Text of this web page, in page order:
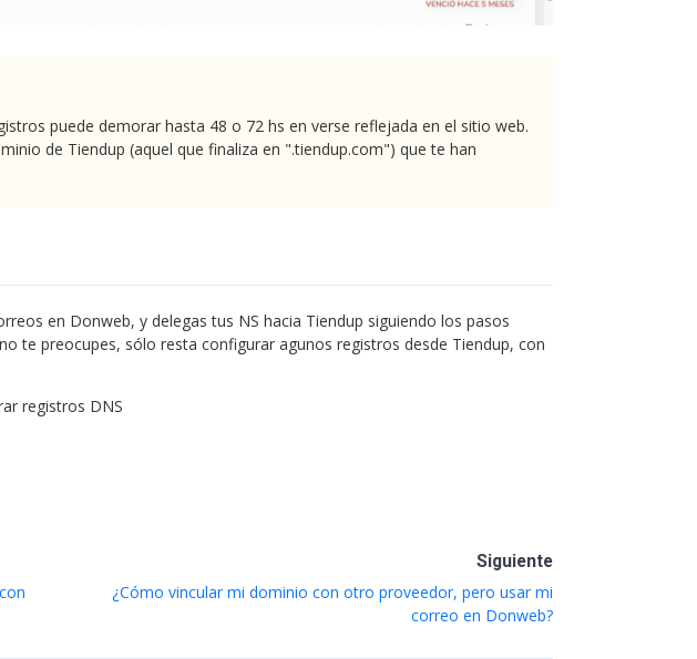
puede demorar hasta 48 o 72 hs en verse reflejada en el sitio web.
de Tiendup (aquel que finaliza en ".tiendup.com") que te han
en Donweb, y delegas tus NS hacia Tiendup siguiendo los pasos
te preocupes, sólo resta configurar agunos registros desde Tiendup, con
registros DNS
Siguiente
¿Cómo vincular mi dominio con otro proveedor, pero usar mi
correo en Donweb?